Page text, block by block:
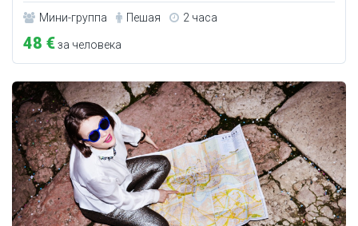
Мини-группа Пешая 2 часа
48 €за человека